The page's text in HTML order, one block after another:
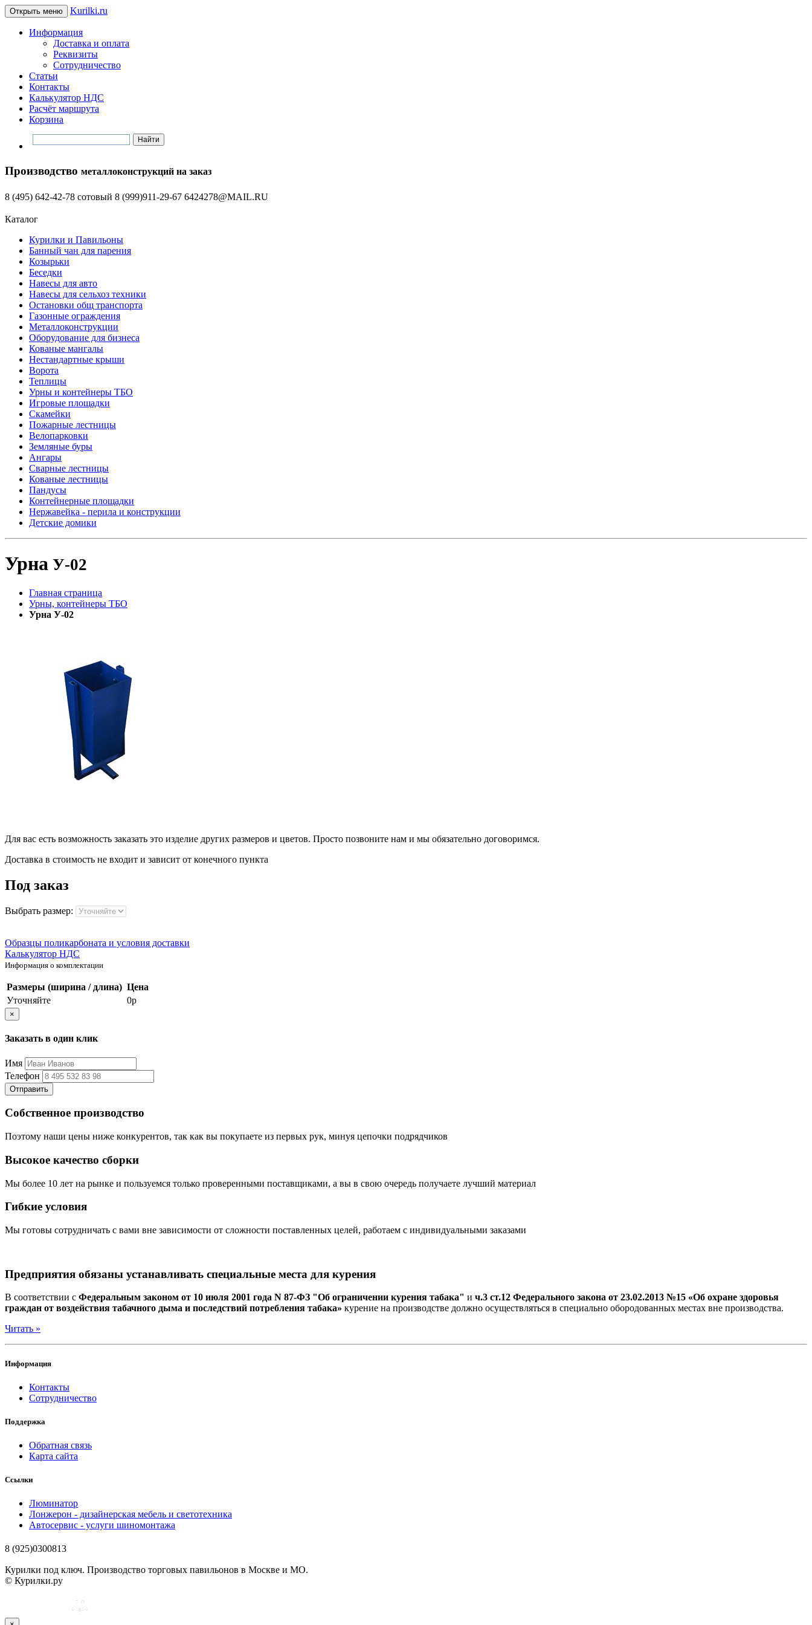
Открыть меню Kurilki.ru
Информация
Доставка и оплата
Реквизиты
Сотрудничество
Статьи
Контакты
Калькулятор НДС
Расчёт маршрута
Корзина
Производство металлоконструкций на заказ
8 (495) 642-42-78 сотовый 8 (999)911-29-67 6424278@MAIL.RU
Каталог
Курилки и Павильоны
Банный чан для парения
Козырьки
Беседки
Навесы для авто
Навесы для сельхоз техники
Остановки общ транспорта
Газонные ограждения
Металлоконструкции
Оборудование для бизнеса
Кованые мангалы
Нестандартные крыши
Ворота
Теплицы
Урны и контейнеры ТБО
Игровые площадки
Скамейки
Пожарные лестницы
Велопарковки
Земляные буры
Ангары
Сварные лестницы
Кованые лестницы
Пандусы
Контейнерные площадки
Нержавейка - перила и конструкции
Детские домики
Урна У-02
Главная страница
Урны, контейнеры ТБО
Урна У-02
Для вас есть возможность заказать это изделие других размеров и цветов. Просто позвоните нам и мы обязательно договоримся.
Доставка в стоимость не входит и зависит от конечного пункта
Под заказ
Выбрать размер:
Образцы поликарбоната и условия доставки
Калькулятор НДС
Информация о комплектации
Размеры (ширина / длина) Цена
Уточняйте
0р
×
Заказать в один клик
Имя
Телефон
Отправить
Собственное производство
Поэтому наши цены ниже конкурентов, так как вы покупаете из первых рук, минуя цепочки подрядчиков
Высокое качество сборки
Мы более 10 лет на рынке и пользуемся только проверенными поставщиками, а вы в свою очередь получаете лучший материал
Гибкие условия
Мы готовы сотрудничать с вами вне зависимости от сложности поставленных целей, работаем с индивидуальными заказами
Предприятия обязаны устанавливать специальные места для курения
В соответствии с Федеральным законом от 10 июля 2001 года N 87-ФЗ "Об ограничении курения табака" и ч.3 ст.12 Федерального закона от 23.02.2013 №15 «Об охране здоровья
граждан от воздействия табачного дыма и последствий потребления табака» курение на производстве должно осуществляться в специально обородованных местах вне производства.
Читать »
Информация
Контакты
Сотрудничество
Поддержка
Обратная связь
Карта сайта
Ссылки
Люминатор
Лонжерон - дизайнерская мебель и светотехника
Автосервис - услуги шиномонтажа
8 (925)0300813
Курилки под ключ. Производство торговых павильонов в Москве и МО.
© Курилки.ру